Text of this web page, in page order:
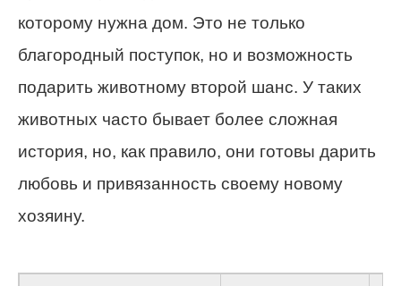
которому нужна дом. Это не только
благородный поступок, но и возможность
подарить животному второй шанс. У таких
животных часто бывает более сложная
история, но, как правило, они готовы дарить
любовь и привязанность своему новому
хозяину.